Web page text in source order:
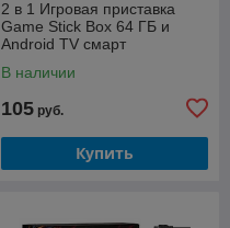
2 в 1 Игровая приставка
Game Stick Box 64 ГБ и
Android TV смарт
В наличии
105 руб.
Купить